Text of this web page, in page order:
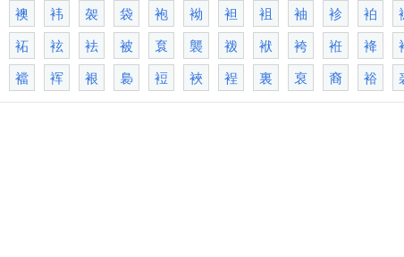
襖 袆 袈 袋 袍 袎 袒 袓 袖 袗 袙
袥 袨 袪 被 袬 襲 袯 袱 袴 袵 袶
襠 裈 裉 裊 裋 裌 裎 裏 裒 裔 裕